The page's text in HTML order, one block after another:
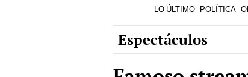
LO ÚLTIMO POLÍTICA
Espectáculos